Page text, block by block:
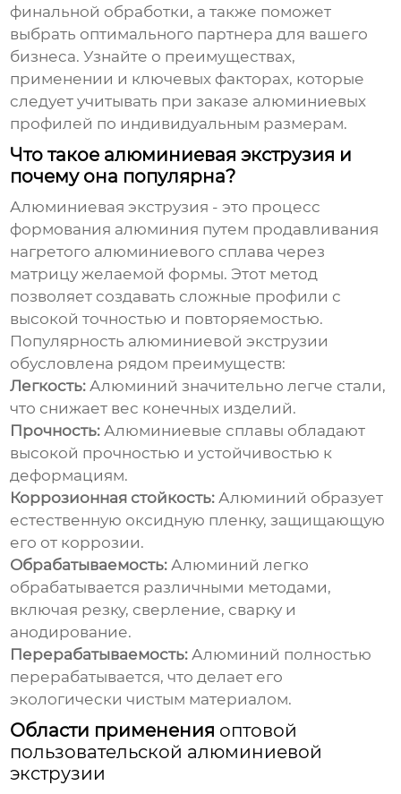
финальной обработки, а также поможет
выбрать оптимального партнера для вашего
бизнеса. Узнайте о преимуществах,
применении и ключевых факторах, которые
следует учитывать при заказе алюминиевых
профилей по индивидуальным размерам.
Что такое алюминиевая экструзия и
почему она популярна?
Алюминиевая экструзия - это процесс
формования алюминия путем продавливания
нагретого алюминиевого сплава через
матрицу желаемой формы. Этот метод
позволяет создавать сложные профили с
высокой точностью и повторяемостью.
Популярность алюминиевой экструзии
обусловлена рядом преимуществ:
Легкость: Алюминий значительно легче стали,
что снижает вес конечных изделий.
Прочность: Алюминиевые сплавы обладают
высокой прочностью и устойчивостью к
деформациям.
Коррозионная стойкость: Алюминий образует
естественную оксидную пленку, защищающую
его от коррозии.
Обрабатываемость: Алюминий легко
обрабатывается различными методами,
включая резку, сверление, сварку и
анодирование.
Перерабатываемость: Алюминий полностью
перерабатывается, что делает его
экологически чистым материалом.
Области применения оптовой
пользовательской алюминиевой
экструзии